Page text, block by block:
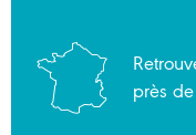
près